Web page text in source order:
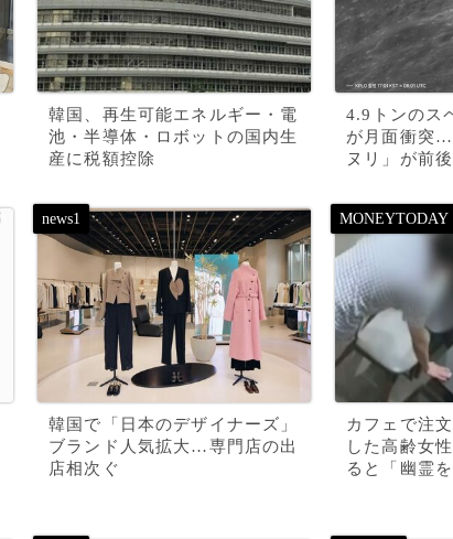
韓国、再生可能エネルギー・電
池・半導体・ロボットの国内生
産に税額控除
4.9トンのス
が月面衝突…
ヌリ」が前
韓国で「日本のデザイナーズ」
ブランド人気拡大…専門店の出
店相次ぐ
カフェで注
した高齢女
ると「幽霊